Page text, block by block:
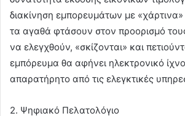
διακίνηση εμπορευμάτων με
τα αγαθά φτάσουν στον προορισμό
να ελεγχθούν, «σκίζονται» και
εμπόρευμα θα αφήνει ηλεκτρονικό
απαρατήρητο από τις ελεγκτικές
2. Ψηφιακό Πελατολόγιο